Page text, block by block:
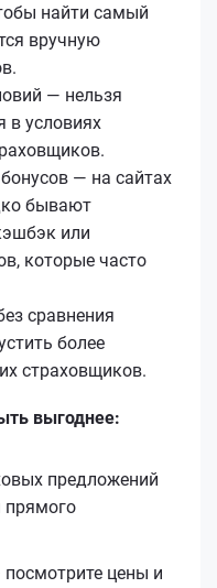
найти самый
вручную
— нельзя
в условиях
— на сайтах
бывают
или
которые часто
сравнения
более
страховщиков.
выгоднее:
предложений
цены и